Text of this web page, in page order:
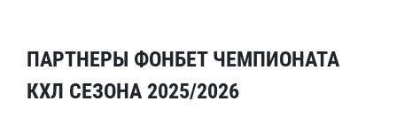
ПАРТНЕРЫ ФОНБЕТ ЧЕМПИОНАТА
КХЛ СЕЗОНА 2025/2026